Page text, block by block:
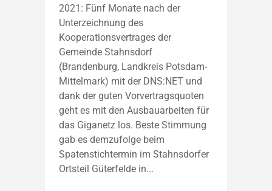
2021: Fünf Monate nach der
Unterzeichnung des
Kooperationsvertrages der
Gemeinde Stahnsdorf
(Brandenburg, Landkreis Potsdam-
Mittelmark) mit der DNS:NET und
dank der guten Vorvertragsquoten
geht es mit den Ausbauarbeiten für
das Giganetz los. Beste Stimmung
gab es demzufolge beim
Spatenstichtermin im Stahnsdorfer
Ortsteil Güterfelde in...